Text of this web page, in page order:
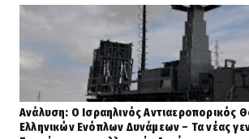
Ανάλυση: Ο Ισραηλινός Αντιαεροπορικός
Ελληνικών Ενόπλων Δυνάμεων – Τα νέας